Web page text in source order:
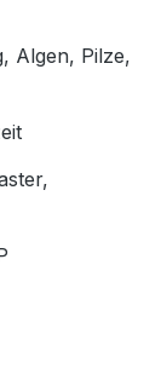
Algen, Pilze,